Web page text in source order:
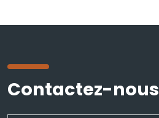
Contactez-nous